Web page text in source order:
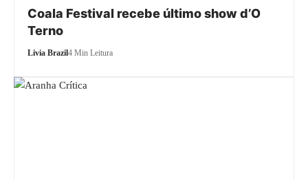
Coala Festival recebe último show d’O
Terno
Livia Brazil4 Min Leitura